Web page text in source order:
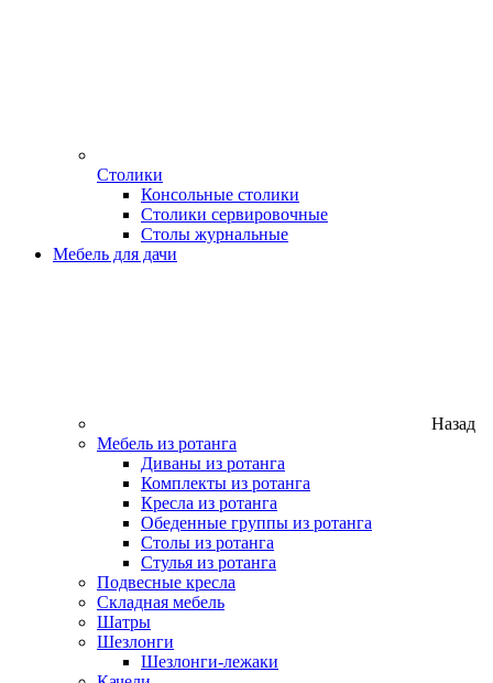
Столики
Консольные столики
Столики сервировочные
Столы журнальные
Мебель для дачи
Назад
Мебель из ротанга
Диваны из ротанга
Комплекты из ротанга
Кресла из ротанга
Обеденные группы из ротанга
Столы из ротанга
Стулья из ротанга
Подвесные кресла
Складная мебель
Шатры
Шезлонги
Шезлонги-лежаки